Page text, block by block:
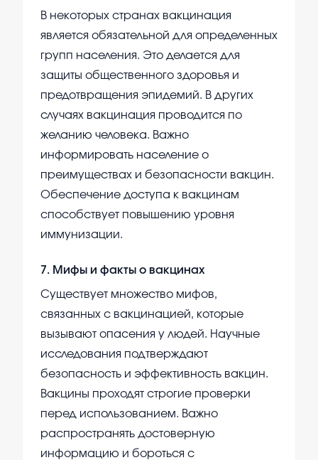
В некоторых странах вакцинация
является обязательной для определенных
групп населения. Это делается для
защиты общественного здоровья и
предотвращения эпидемий. В других
случаях вакцинация проводится по
желанию человека. Важно
информировать население о
преимуществах и безопасности вакцин.
Обеспечение доступа к вакцинам
способствует повышению уровня
иммунизации.
7. Мифы и факты о вакцинах
Существует множество мифов,
связанных с вакцинацией, которые
вызывают опасения у людей. Научные
исследования подтверждают
безопасность и эффективность вакцин.
Вакцины проходят строгие проверки
перед использованием. Важно
распространять достоверную
информацию и бороться с